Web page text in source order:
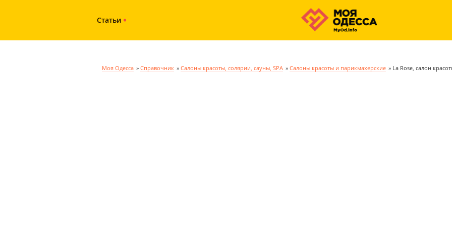
Статьи
Моя Одесса » Справочник » Салоны красоты, солярии, сауны, SPA » Салоны красоты и парикмахерские » La Rose, салон